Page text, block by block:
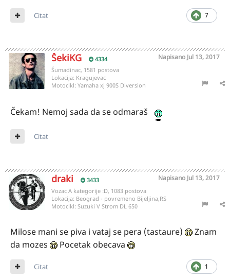
7
Citat
ŠekiKG 4334 Napisano Jul 13, 2017
Šumadinac, 1581 postova
Lokacija: Kragujevac
Motocikl: Yamaha xj 900S Diversion
Čekam! Nemoj sada da se odmaraš
Citat
draki 3433 Napisano Jul 13, 2017
Vozac A kategorije :D, 1083 postova
Lokacija: Beograd - povremeno Bijeljina,RS
Motocikl: Suzuki V Strom DL 650
Milose mani se piva i vataj se pera (tastaure)
Znam
da mozes
Pocetak obecava
1
Citat